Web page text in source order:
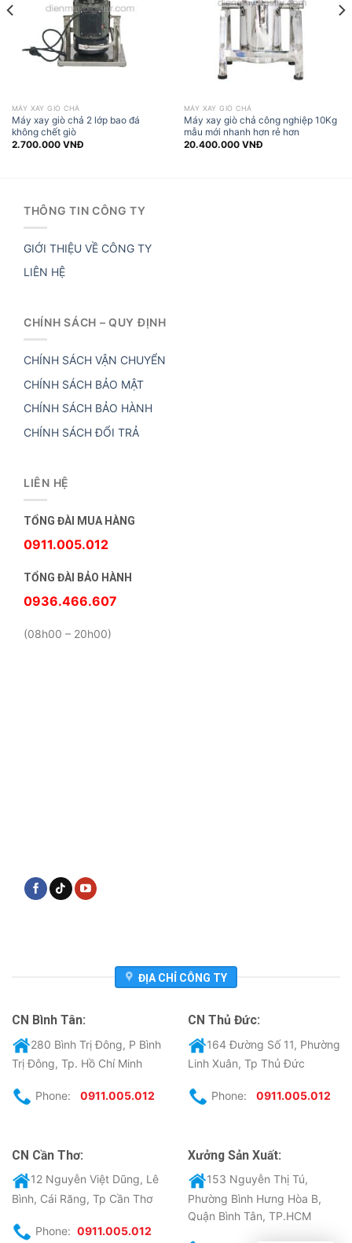
MÁY XAY GIÒ CHẢ
Máy xay giò chả 2 lớp bao đá
không chết giò
2.700.000 VNĐ
MÁY XAY GIÒ CHẢ
Máy xay giò chả công nghiệp 10Kg
mẫu mới nhanh hơn rẻ hơn
20.400.000 VNĐ
THÔNG TIN CÔNG TY
GIỚI THIỆU VỀ CÔNG TY
LIÊN HỆ
CHÍNH SÁCH – QUY ĐỊNH
CHÍNH SÁCH VẬN CHUYỂN
CHÍNH SÁCH BẢO MẬT
CHÍNH SÁCH BẢO HÀNH
CHÍNH SÁCH ĐỔI TRẢ
LIÊN HỆ
TỔNG ĐÀI MUA HÀNG
0911.005.012
TỔNG ĐÀI BẢO HÀNH
0936.466.607
(08h00 – 20h00)
ĐỊA CHỈ CÔNG TY
CN Bình Tân:
280 Bình Trị Đông, P Bình
Trị Đông, Tp. Hồ Chí Minh
Phone: 0911.005.012
CN Thủ Đức:
164 Đường Số 11, Phường
Linh Xuân, Tp Thủ Đức
Phone: 0911.005.012
CN Cần Thơ:
12 Nguyễn Việt Dũng, Lê
Bình, Cái Răng, Tp Cần Thơ
Phone: 0911.005.012
Xưởng Sản Xuất:
153 Nguyễn Thị Tú,
Phường Bình Hưng Hòa B,
Quận Bình Tân, TP.HCM